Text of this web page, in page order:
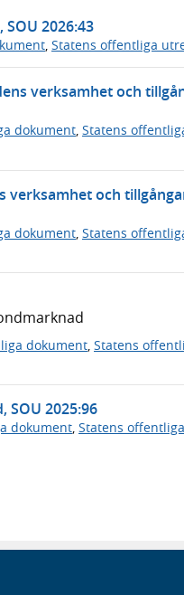
2026:43
Statens offentliga
verksamhet och
dokument, Statens
och
dokument, Statens
dokument Statens
2025:96
dokument, Statens